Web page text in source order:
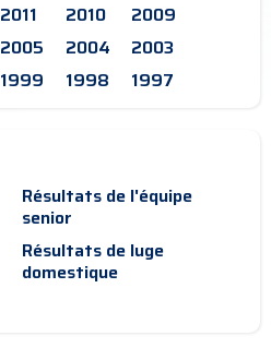
2011 2010
2009
2005 2004
2003
1999 1998 1997
Résultats de l'équipe
senior
Résultats de luge
domestique